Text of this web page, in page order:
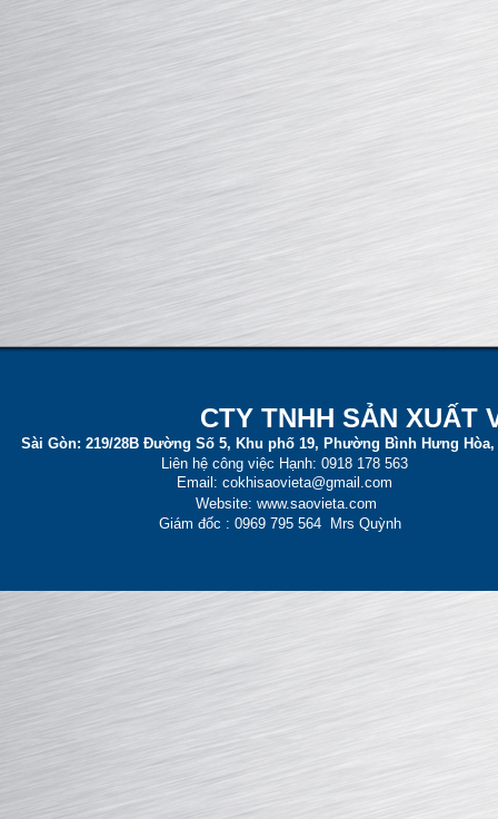
CTY TNHH SẢN XUẤT
Sài Gòn: 219/28B Đường Số 5, Khu phố 19, Phường Bình Hưng Hòa,
Liên hệ công việc Hạnh: 0918 178 563
Email: cokhisaovieta@gmail.com
Website: www.saovieta.com
Giám đốc : 0969 795 564 Mrs Quỳnh